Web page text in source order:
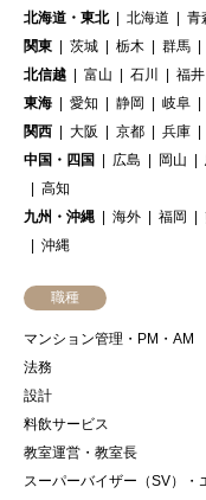
北海道・東北
北海道 青
関東
茨城 栃木 群馬
北信越
富山 石川 福井
東海
愛知 静岡 岐阜
関西
大阪 京都 兵庫
中国・四国
広島 岡山
高知
九州・沖縄
海外 福岡
沖縄
職種
マンション管理・PM・AM
法務
設計
料飲サービス
教室運営・教室長
スーパーバイザー（SV）・